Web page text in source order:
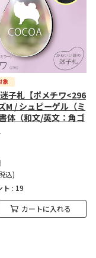
子札【ポメチワ<296
M / シュピーゲル（ミ
体（和文/英文：角ゴ
込)
ト : 19
カートに入れる